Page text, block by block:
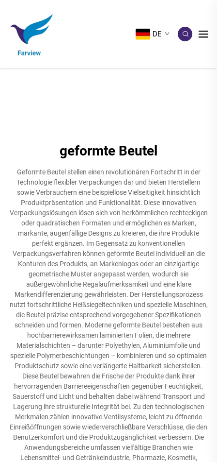
DE
geformte Beutel
Geformte Beutel stellen einen revolutionären Fortschritt in der
Technologie flexibler Verpackungen dar und bieten Herstellern
sowie Verbrauchern eine beispiellose Vielseitigkeit hinsichtlich
Produktpräsentation und Funktionalität. Diese innovativen
Verpackungslösungen lösen sich von herkömmlichen rechteckigen
oder quadratischen Formaten und ermöglichen es Marken,
markante, augenfällige Designs zu kreieren, die ihre Produkte
perfekt ergänzen. Im Gegensatz zu konventionellen
Verpackungsverfahren können geformte Beutel individuell an die
Konturen des Produkts, an Markenlogos oder an einzigartige
geometrische Muster angepasst werden, wodurch sie
außergewöhnliche Regalaufmerksamkeit und eine klare
Markendifferenzierung gewährleisten. Der Herstellungsprozess
nutzt fortschrittliche Heißsiegeltechniken und spezielle Maschinen,
die Beutel präzise entsprechend vorgegebener Spezifikationen
schneiden und formen. Moderne geformte Beutel bestehen aus
hochbarrierewirksamen laminierten Folien, die mehrere
Materialschichten – darunter Polyethylen, Aluminiumfolie und
spezielle Polymerbeschichtungen – kombinieren und so optimalen
Produktschutz sowie eine verlängerte Haltbarkeit sicherstellen.
Diese Beutel bewahren die Frische der Produkte dank ihrer
hervorragenden Barriereeigenschaften gegenüber Feuchtigkeit,
Sauerstoff und Licht und behalten dabei während Transport und
Lagerung ihre strukturelle Integrität bei. Zu den technologischen
Merkmalen zählen innovative Ventilsysteme, leicht zu öffnende
Einreißöffnungen sowie wiederverschließbare Verschlüsse, die den
Benutzerkomfort und die Produktzugänglichkeit verbessern. Die
Anwendungsbereiche umfassen vielfältige Branchen wie
Lebensmittel- und Getränkeindustrie, Pharmazie, Kosmetik,